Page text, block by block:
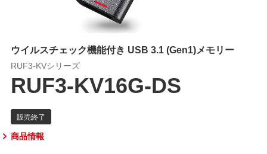
ウイルスチェック機能付き USB 3.1 (Gen1)メモリー
RUF3-KVシリーズ
RUF3-KV16G-DS
商品情報